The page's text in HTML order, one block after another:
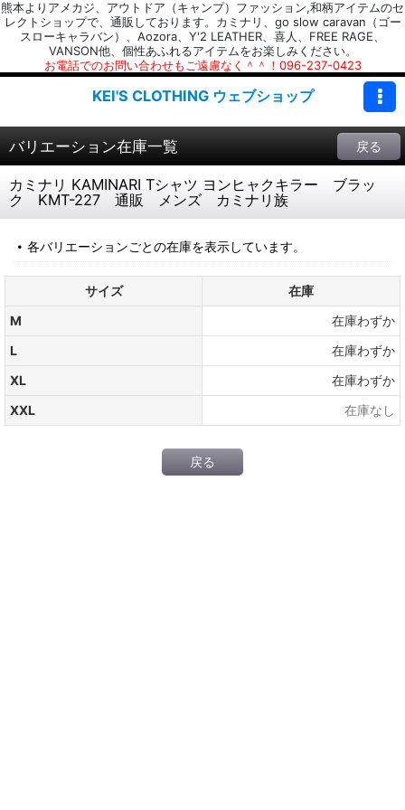
熊本よりアメカジ、アウトドア（キャンプ）ファッション,和柄アイテムのセ
レクトショップで、通販しております。カミナリ、go slow caravan（ゴー
スローキャラバン）、Aozora、Y'2 LEATHER、喜人、FREE RAGE、
VANSON他、個性あふれるアイテムをお楽しみください。
お電話でのお問い合わせもご遠慮なく＾＾！096-237-0423
KEI'S CLOTHING ウェブショップ
バリエーション在庫一覧 戻る
カミナリ KAMINARI Tシャツ ヨンヒャクキラー ブラッ
ク KMT-227 通販 メンズ カミナリ族
各バリエーションごとの在庫を表示しています。
サイズ
在庫
M
在庫わずか
L
在庫わずか
XL
在庫わずか
XXL
在庫なし
戻る